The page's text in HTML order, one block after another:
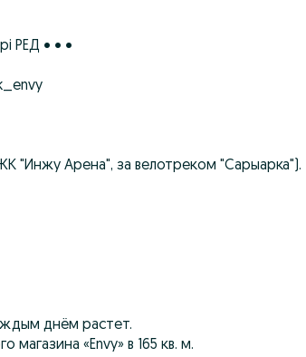
РЕД • • •
"Инжу Арена", за велотреком "Сарыарка").
днём растет.
«Envy» в 165 кв. м.